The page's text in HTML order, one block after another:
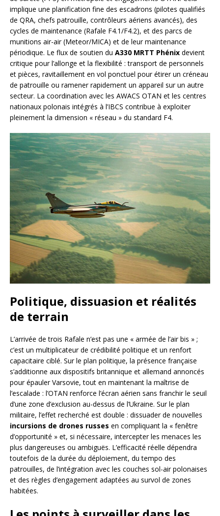
implique une planification fine des escadrons (pilotes qualifiés
de QRA, chefs patrouille, contrôleurs aériens avancés), des
cycles de maintenance (Rafale F4.1/F4.2), et des parcs de
munitions air-air (Meteor/MICA) et de leur maintenance
périodique. Le flux de soutien du A330 MRTT Phénix devient
critique pour l’allonge et la flexibilité : transport de personnels
et pièces, ravitaillement en vol ponctuel pour étirer un créneau
de patrouille ou ramener rapidement un appareil sur un autre
secteur. La coordination avec les AWACS OTAN et les centres
nationaux polonais intégrés à l’IBCS contribue à exploiter
pleinement la dimension « réseau » du standard F4.
Politique, dissuasion et réalités
de terrain
L’arrivée de trois Rafale n’est pas une « armée de l’air bis » ;
c’est un multiplicateur de crédibilité politique et un renfort
capacitaire ciblé. Sur le plan politique, la présence française
s’additionne aux dispositifs britannique et allemand annoncés
pour épauler Varsovie, tout en maintenant la maîtrise de
l’escalade : l’OTAN renforce l’écran aérien sans franchir le seuil
d’une zone d’exclusion au-dessus de l’Ukraine. Sur le plan
militaire, l’effet recherché est double : dissuader de nouvelles
incursions de drones russes en compliquant la « fenêtre
d’opportunité » et, si nécessaire, intercepter les menaces les
plus dangereuses ou ambiguës. L’efficacité réelle dépendra
toutefois de la durée du déploiement, du tempo des
patrouilles, de l’intégration avec les couches sol-air polonaises
et des règles d’engagement adaptées au survol de zones
habitées.